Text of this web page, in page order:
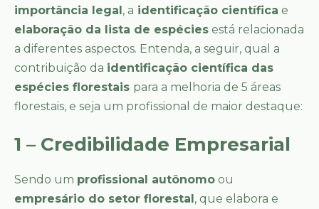
importância legal, a identificação científica e
elaboração da lista de espécies está relacionada
a diferentes aspectos. Entenda, a seguir, qual a
contribuição da identificação científica das
espécies florestais para a melhoria de 5 áreas
florestais, e seja um profissional de maior destaque:
1 – Credibilidade Empresarial
Sendo um profissional autônomo ou
empresário do setor florestal , que elabora e